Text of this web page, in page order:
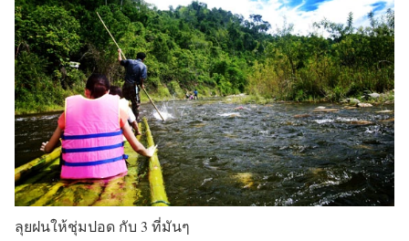
ลุยฝนให้ชุ่มปอด กับ 3 ที่มันๆ